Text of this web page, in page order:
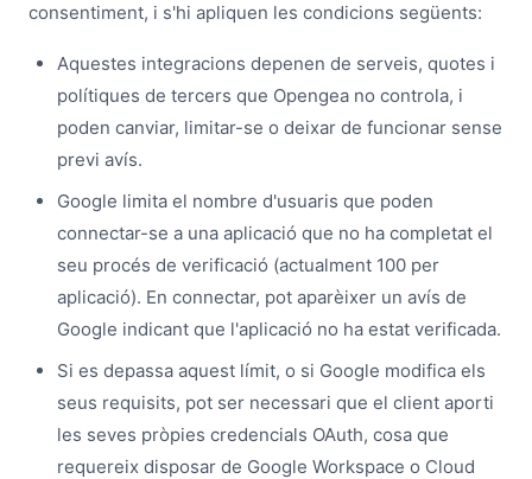
consentiment, i s'hi apliquen les condicions següents:
Aquestes integracions depenen de serveis, quotes i
polítiques de tercers que Opengea no controla, i
poden canviar, limitar-se o deixar de funcionar sense
previ avís.
Google limita el nombre d'usuaris que poden
connectar-se a una aplicació que no ha completat el
seu procés de verificació (actualment 100 per
aplicació). En connectar, pot aparèixer un avís de
Google indicant que l'aplicació no ha estat verificada.
Si es depassa aquest límit, o si Google modifica els
seus requisits, pot ser necessari que el client aporti
les seves pròpies credencials OAuth, cosa que
requereix disposar de Google Workspace o Cloud